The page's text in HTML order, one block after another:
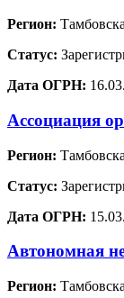
Регион:
Статус:
Дата ОГРН:
Ассоциация
Регион:
Статус:
Дата ОГРН:
Регион: